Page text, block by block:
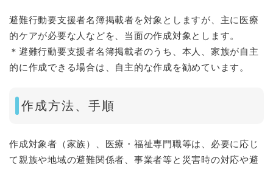
避難行動要支援者名簿掲載者を対象としますが、主に医療
的ケアが必要な人などを、当面の作成対象とします。
＊避難行動要支援者名簿掲載者のうち、本人、家族が自主
的に作成できる場合は、自主的な作成を勧めています。
作成方法、手順
作成対象者（家族）、医療・福祉専門職等は、必要に応じ
て親族や地域の避難関係者、事業者等と災害時の対応や避